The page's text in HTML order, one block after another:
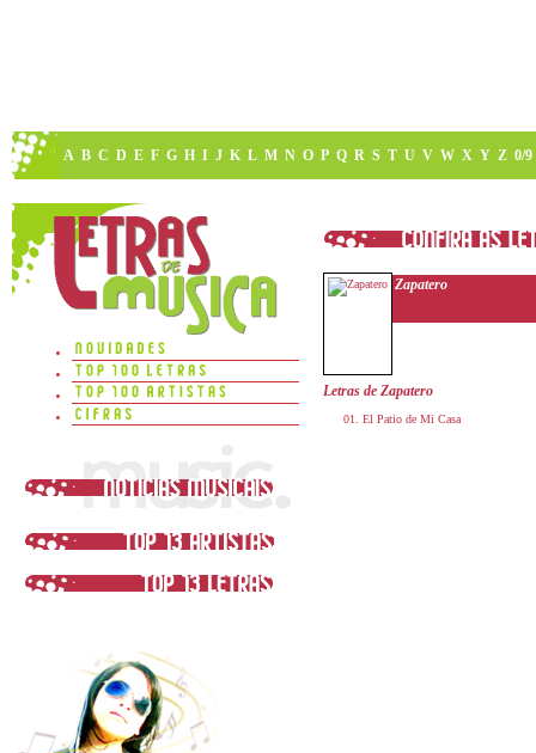
A B C D E F G H I J K L M N O P Q R S T U V W X Y Z 0/9
Zapatero
Letras de Zapatero
El Patio de Mi Casa